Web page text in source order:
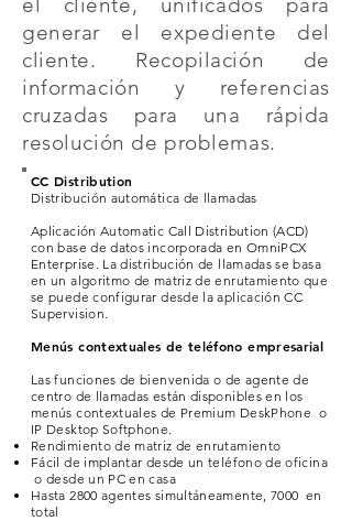
generar el expediente del
cliente. Recopilación de
información y referencias
cruzadas para una rápida
resolución de problemas.
CC Distribution
Distribución automática de llamadas
Aplicación Automatic Call Distribution (ACD)
con base de datos incorporada en OmniPCX
Enterprise. La distribución de llamadas se basa
en un algoritmo de matriz de enrutamiento que
se puede configurar desde la aplicación CC
Supervision.
Menús contextuales de teléfono empresarial
Las funciones de bienvenida o de agente de
centro de llamadas están disponibles en los
menús contextuales de Premium DeskPhone o
IP Desktop Softphone.
Rendimiento de matriz de enrutamiento
Fácil de implantar desde un teléfono de oficina
o desde un PC en casa
Hasta 2800 agentes simultáneamente, 7000 en
total